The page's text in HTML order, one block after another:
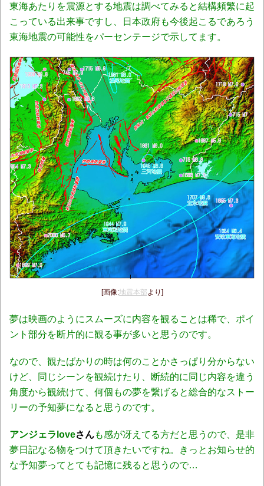
東海あたりを震源とする地震は調べてみると結構頻繁に起
こっている出来事ですし、日本政府も今後起こるであろう
東海地震の可能性をパーセンテージで示してます。
[画像:地震本部より]
夢は映画のようにスムーズに内容を観ることは稀で、ポイ
ント部分を断片的に観る事が多いと思うのです。
なので、観たばかりの時は何のことかさっぱり分からない
けど、同じシーンを観続けたり、断続的に同じ内容を違う
角度から観続けて、何個もの夢を繋げると総合的なストー
リーの予知夢になると思うのです。
アンジェラloveさんも感が冴えてる方だと思うので、是非
夢日記なる物をつけて頂きたいですね。き っとお知らせ的
な予知夢ってとても記憶に残ると思うので…